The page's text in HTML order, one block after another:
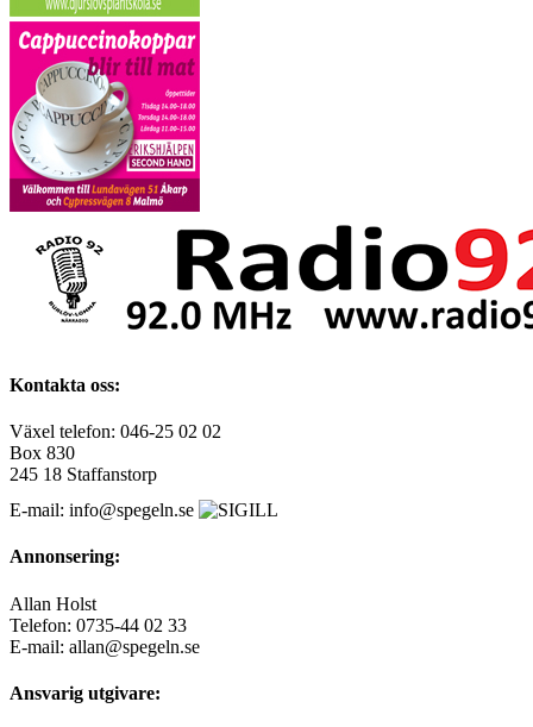
Kontakta oss:
Växel telefon: 046-25 02 02
Box 830
245 18 Staffanstorp
E-mail: info@spegeln.se
Annonsering:
Allan Holst
Telefon: 0735-44 02 33
E-mail: allan@spegeln.se
Ansvarig utgivare: